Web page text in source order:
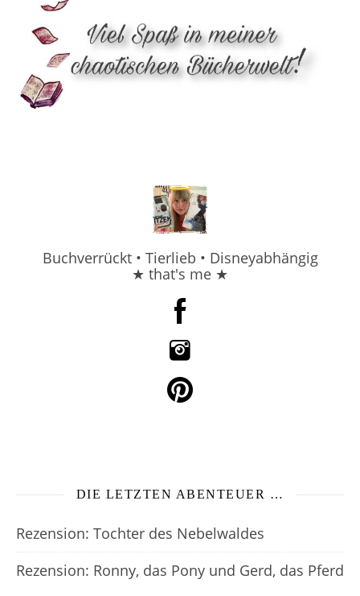
Buchverrückt • Tierlieb • Disneyabhängig
★ that's me ★
DIE LETZTEN ABENTEUER …
Rezension: Tochter des Nebelwaldes
Rezension: Ronny, das Pony und Gerd, das Pferd